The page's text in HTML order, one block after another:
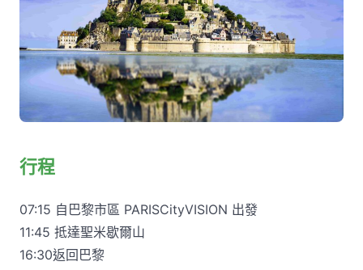
行程
07:15 自巴黎市區 PARISCityVISION 出發
11:45 抵達聖米歇爾山
16:30返回巴黎